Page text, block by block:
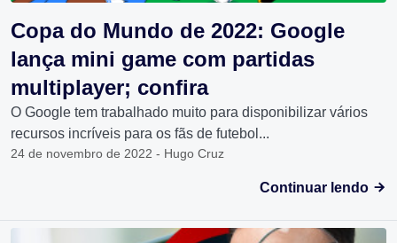
Copa do Mundo de 2022: Google
lança mini game com partidas
multiplayer; confira
O Google tem trabalhado muito para disponibilizar vários
recursos incríveis para os fãs de futebol...
24 de novembro de 2022 - Hugo Cruz
Continuar lendo